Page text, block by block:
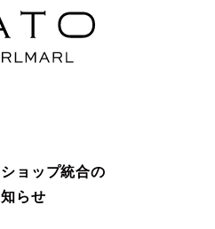
ョップ統合の
らせ